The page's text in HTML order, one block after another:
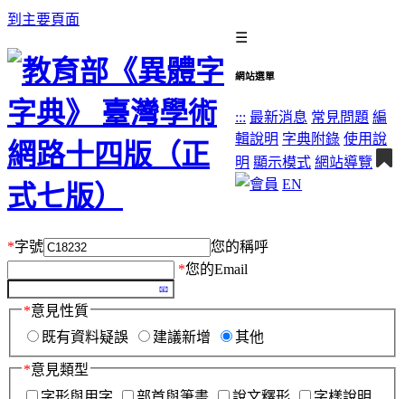
到主要頁面
☰
網站選單
::: 最新消息 常見問題 編
輯說明 字典附錄 使用說
明 顯示模式 網站導覽
EN
*字號
您的稱呼
*您的Email
*意見性質
既有資料疑誤
建議新增 其他
*意見類型